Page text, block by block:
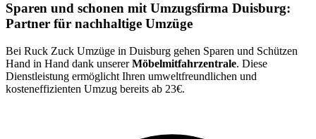
Sparen und schonen mit Umzugsfirma Duisburg:
Partner für nachhaltige Umzüge
Bei Ruck Zuck Umzüge in Duisburg gehen Sparen und Schützen
Hand in Hand dank unsererMöbelmitfahrzentrale. Diese
Dienstleistung ermöglicht Ihren umweltfreundlichen und
kosteneffizienten Umzug bereits ab 23€.